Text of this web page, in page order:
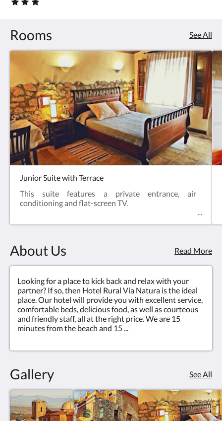
in
más
temprano,
<br/>habitación
superior
si
hay
disponibilidad,
etc,
etc
3.0
Rooms See All
Junior Suite with Terrace
This suite features a private entrance, air
conditioning and flat-screen TV.
About Us Read More
Looking for a place to kick back and relax with your
partner? If so, then Hotel Rural Vía Natura is the ideal
place. Our hotel will provide you with excellent service,
comfortable beds, delicious food, as well as courteous
and friendly staff, all at the right price. We are 15
minutes from the beach and 15 ...
Gallery See All